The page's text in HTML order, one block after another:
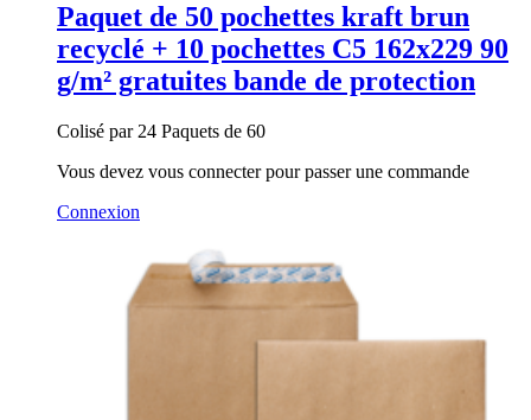
Paquet de 50 pochettes kraft brun
recyclé + 10 pochettes C5 162x229 90
g/m² gratuites bande de protection
Colisé par 24 Paquets de 60
Vous devez vous connecter pour passer une commande
Connexion